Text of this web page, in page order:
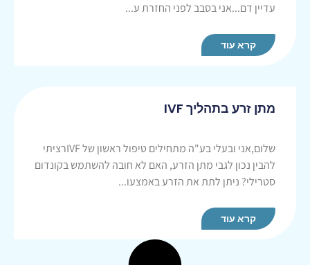
עדיין דם...אני בסבב לפני החזרת ע...
קרא עוד
מתן זרע בתהליך IVF
שלום,אני ובעלי בע"ה מתחילים טיפול ראשון של IVFרציתי
להבין נכון לגבי מתן הזרע, האם לא חובה להשתמש בקונדום
סטרילי? ניתן לתת את הזרע באמצעו...
קרא עוד